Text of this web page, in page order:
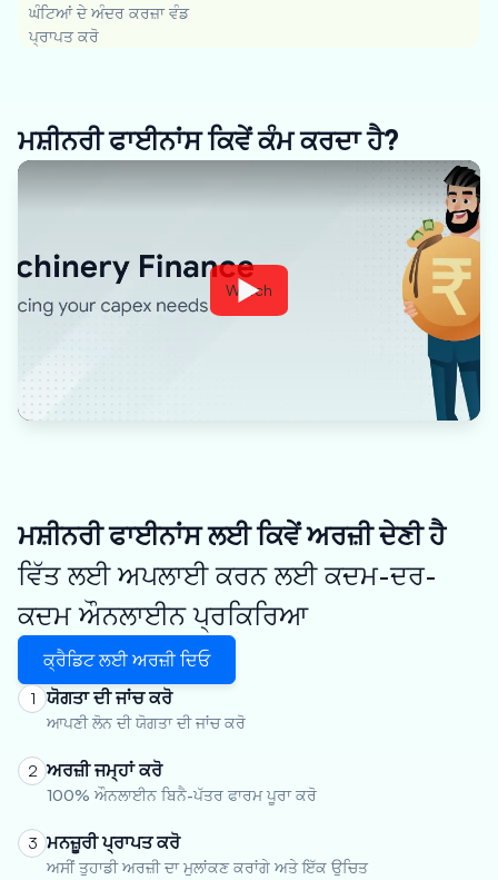
ਘੰਟਿਆਂ ਦੇ ਅੰਦਰ ਕਰਜ਼ਾ ਵੰਡ
ਪ੍ਰਾਪਤ ਕਰੋ
ਮਸ਼ੀਨਰੀ ਫਾਈਨਾਂਸ ਕਿਵੇਂ ਕੰਮ ਕਰਦਾ ਹੈ?
Watch
ਮਸ਼ੀਨਰੀ ਫਾਈਨਾਂਸ ਲਈ ਕਿਵੇਂ ਅਰਜ਼ੀ ਦੇਣੀ ਹੈ
ਵਿੱਤ ਲਈ ਅਪਲਾਈ ਕਰਨ ਲਈ ਕਦਮ-ਦਰ-
ਕਦਮ ਔਨਲਾਈਨ ਪ੍ਰਕਿਰਿਆ
ਕ੍ਰੈਡਿਟ ਲਈ ਅਰਜ਼ੀ ਦਿਓ
1 ਯੋਗਤਾ ਦੀ ਜਾਂਚ ਕਰੋ
ਆਪਣੀ ਲੋਨ ਦੀ ਯੋਗਤਾ ਦੀ ਜਾਂਚ ਕਰੋ
2 ਅਰਜ਼ੀ ਜਮ੍ਹਾਂ ਕਰੋ
100% ਔਨਲਾਈਨ ਬਿਨੈ-ਪੱਤਰ ਫਾਰਮ ਪੂਰਾ ਕਰੋ
3 ਮਨਜ਼ੂਰੀ ਪ੍ਰਾਪਤ ਕਰੋ
ਅਸੀਂ ਤੁਹਾਡੀ ਅਰਜ਼ੀ ਦਾ ਮੁਲਾਂਕਣ ਕਰਾਂਗੇ ਅਤੇ ਇੱਕ ਉਚਿਤ